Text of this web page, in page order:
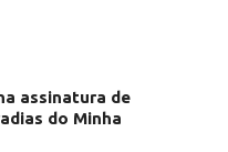
assinatura de
do Minha